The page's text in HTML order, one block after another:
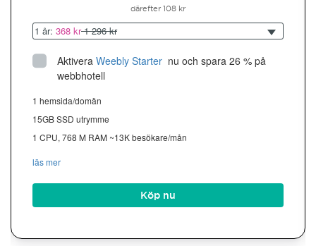
därefter 108 kr
1 år: 368 kr1 296 kr
Aktivera Weebly Starter nu och spara 26 % på
webbhotell
1 hemsida/domän
15GB SSD utrymme
1 CPU, 768 M RAM ~13K besökare/mån
läs mer
Köp nu